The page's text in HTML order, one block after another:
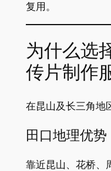
复用。
为什么选
传片制作
在昆山及长三角地
田口地理优势
靠近昆山、花桥、